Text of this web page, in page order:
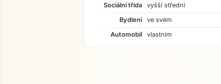
Sociální třída
vyšší střední
Bydlení
ve svém
Automobil
vlastním